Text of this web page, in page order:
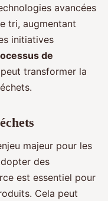
avancées
tri, augmentant
initiatives
de
transformer la
majeur pour les
des
est essentiel pour
Cela peut